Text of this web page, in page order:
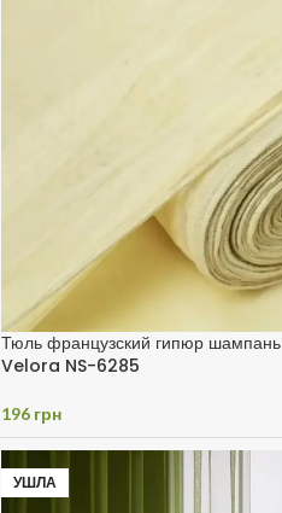
Тюль французский гипюр шампань
Velora NS-6285
196 грн
УШЛА